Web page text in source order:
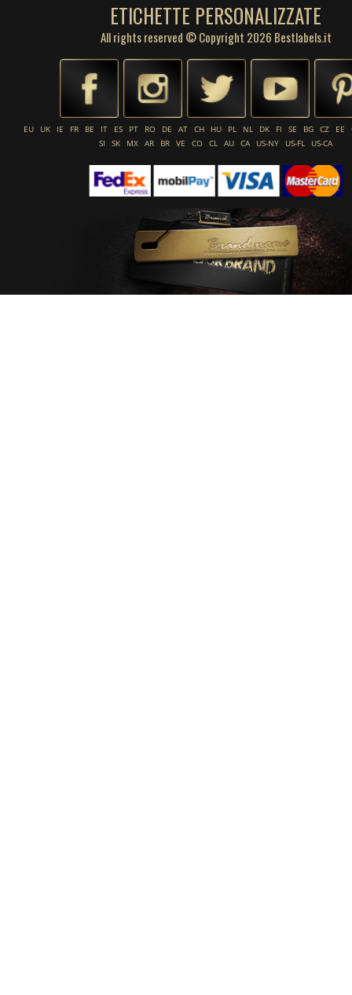
ETICHETTE PERSONALIZZATE
All rights reserved © Copyright 2026 Bestlabels.it
EU UK IE FR BE IT ES PT RO DE AT CH HU PL NL DK FI SE BG CZ EE
SI
SK MX AR BR VE CO CL AU CA US-NY US-FL US-CA